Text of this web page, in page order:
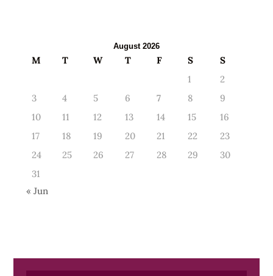
August 2026
M T W T F S
S
1
2
3
4 5 6 7 8
9
10
11 12 13 14 15
16
17
18 19 20 21 22
23
24
25 26 27 28 29
30
31
« Jun